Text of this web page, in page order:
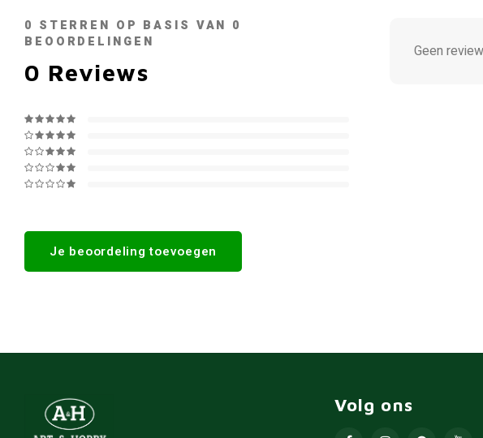
0 STERREN OP BASIS VAN 0
BEOORDELINGEN
0 Reviews
Je beoordeling toevoegen
Geen
Volg ons